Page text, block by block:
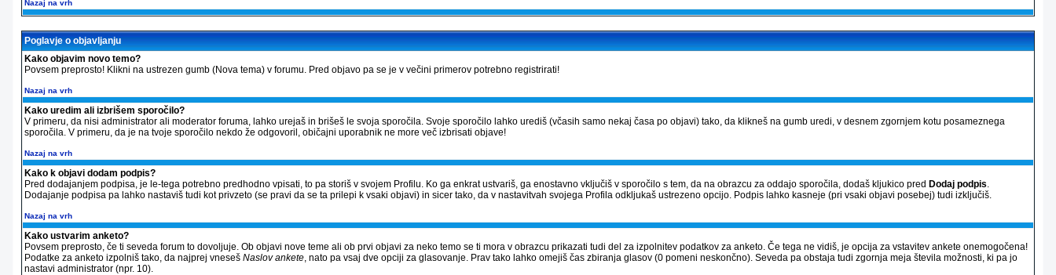
Nazaj na vrh
Poglavje o objavljanju
Kako objavim novo temo?
Povsem preprosto! Klikni na ustrezen gumb (Nova tema) v forumu. Pred objavo pa se je v večini primerov potrebno registrirati!
Nazaj na vrh
Kako uredim ali izbrišem sporočilo?
V primeru, da nisi administrator ali moderator foruma, lahko urejaš in brišeš le svoja sporočila. Svoje sporočilo lahko urediš (včasih samo nekaj časa po objavi) tako, da klikneš na gumb uredi, v desnem zgornjem kotu posameznega
sporočila. V primeru, da je na tvoje sporočilo nekdo že odgovoril, običajni uporabnik ne more več izbrisati objave!
Nazaj na vrh
Kako k objavi dodam podpis?
Pred dodajanjem podpisa, je le-tega potrebno predhodno vpisati, to pa storiš v svojem Profilu. Ko ga enkrat ustvariš, ga enostavno vključiš v sporočilo s tem, da na obrazcu za oddajo sporočila, dodaš kljukico pred Dodaj podpis.
Dodajanje podpisa pa lahko nastaviš tudi kot privzeto (se pravi da se ta prilepi k vsaki objavi) in sicer tako, da v nastavitvah svojega Profila odkljukaš ustrezeno opcijo. Podpis lahko kasneje (pri vsaki objavi posebej) tudi izključiš.
Nazaj na vrh
Kako ustvarim anketo?
Povsem preprosto, če ti seveda forum to dovoljuje. Ob objavi nove teme ali ob prvi objavi za neko temo se ti mora v obrazcu prikazati tudi del za izpolnitev podatkov za anketo. Če tega ne vidiš, je opcija za vstavitev ankete onemogočena!
Podatke za anketo izpolniš tako, da najprej vneseš Naslov ankete, nato pa vsaj dve opciji za glasovanje. Prav tako lahko omejiš čas zbiranja glasov (0 pomeni neskončno). Seveda pa obstaja tudi zgornja meja števila možnosti, ki pa jo
nastavi administrator (npr. 10).